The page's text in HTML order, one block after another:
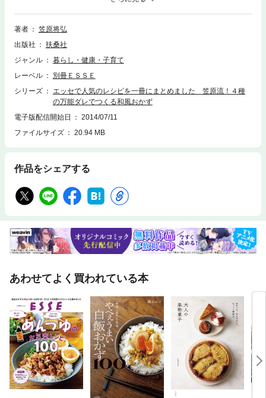
料理人・笠原将弘さんがお店でも常備している４種の“万能ダレ”をご紹
介。つくり方は簡単なのに、メインおかずやサブおかず、ご飯や麺、なん
とおせちまで、失敗知らずでおいしい和食が完成。味が一発で決まり、調
機能的な万能ダレがご飯づくりの味方になること間違いなし。献立にも役
立つ、プロ直伝の汁物＆漬物レシピも必見。
著者
笠原将弘
出版社
扶桑社
ジャンル
暮らし・健康・子育て
レーベル
別冊ＥＳＳＥ
シリーズ
エッセで人気のレシピを一冊にまとめました 笠原流！４種
の万能ダレでつくる和風おかず
電子版配信開始日
2014/07/11
ファイルサイズ
20.94 MB
作品をシェアする
あわせてよく買われている本